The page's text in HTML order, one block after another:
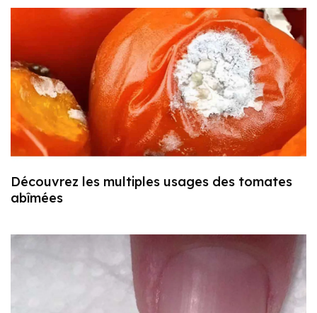
Découvrez les multiples usages des tomates
abîmées